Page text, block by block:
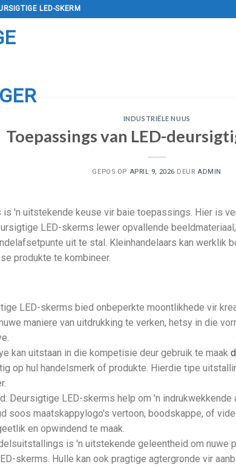
LED-SKERM
INDUSTRIËLE NUUS
Toepassings van LED-
GEPOS OP APRIL 9, 2026 DEUR ADMIN
'n uitstekende keuse vir baie toepassings. Hier is
LED-skerms lewer opvallende
uit te stal. Kleinhandelaars kan werklik
produkte te kombineer.
LED-skerms bied onbeperkte moontlikhede vir
maniere van uitdrukking te verken, hetsy in die
kan uitstaan ​​in die kompetisie deur gebruik te maak
op hul handelsmerk of produkte. Hierdie tipe
Deursigtige LED-skerms help om 'n
soos maatskappylogo's vertoon, boodskappe, of
en opwindend te maak.
is 'n uitstekende geleentheid om nuwe
skerms. Hulle kan ook pragtige agtergronde vir